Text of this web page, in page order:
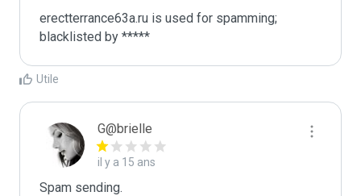
erectterrance63a.ru is used for spamming;
blacklisted by *****
Utile
G@brielle
il y a 15 ans
Spam sending.